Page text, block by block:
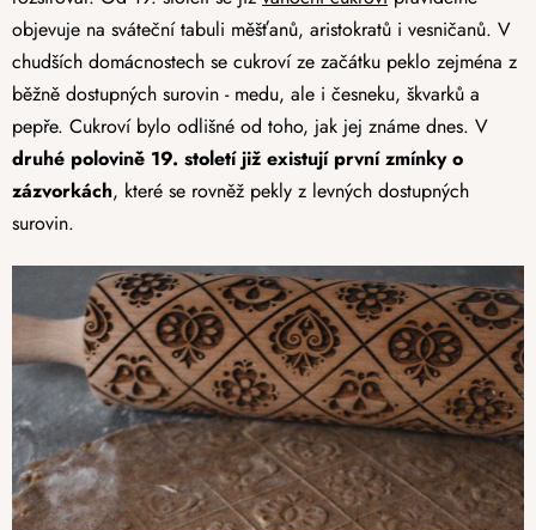
objevuje na sváteční tabuli měšťanů, aristokratů i vesničanů. V
chudších domácnostech se cukroví ze začátku peklo zejména z
běžně dostupných surovin - medu, ale i česneku, škvarků a
pepře. Cukroví bylo odlišné od toho, jak jej známe dnes. V
druhé polovině 19. století již existují první zmínky o
zázvorkách, které se rovněž pekly z levných dostupných
surovin.